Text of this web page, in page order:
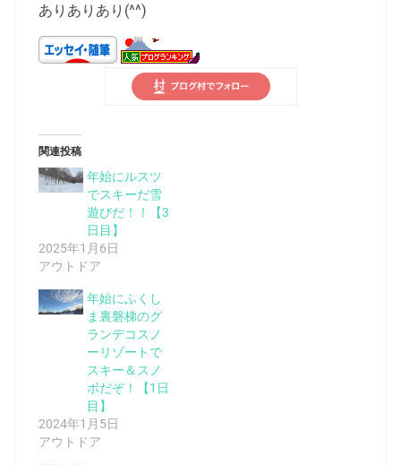
ありありあり(^^)
関連投稿
年始にルスツ
でスキーだ雪
遊びだ！！【3
日目】
2025年1月6日
アウトドア
年始にふくし
ま裏磐梯のグ
ランデコスノ
ーリゾートで
スキー＆スノ
ボだぞ！【1日
目】
2024年1月5日
アウトドア